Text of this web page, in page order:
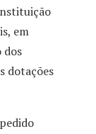
em
dos
dotações